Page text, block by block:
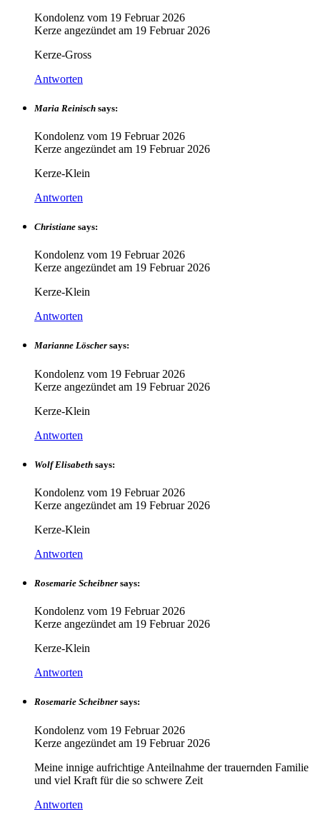
Kondolenz vom 19 Februar 2026
Kerze angezündet am 19 Februar 2026
Kerze-Gross
Antworten
Maria Reinisch says:
Kondolenz vom 19 Februar 2026
Kerze angezündet am 19 Februar 2026
Kerze-Klein
Antworten
Christiane says:
Kondolenz vom 19 Februar 2026
Kerze angezündet am 19 Februar 2026
Kerze-Klein
Antworten
Marianne Löscher says:
Kondolenz vom 19 Februar 2026
Kerze angezündet am 19 Februar 2026
Kerze-Klein
Antworten
Wolf Elisabeth says:
Kondolenz vom 19 Februar 2026
Kerze angezündet am 19 Februar 2026
Kerze-Klein
Antworten
Rosemarie Scheibner says:
Kondolenz vom 19 Februar 2026
Kerze angezündet am 19 Februar 2026
Kerze-Klein
Antworten
Rosemarie Scheibner says:
Kondolenz vom 19 Februar 2026
Kerze angezündet am 19 Februar 2026
Meine innige aufrichtige Anteilnahme der trauernden Familie
und viel Kraft für die so schwere Zeit
Antworten